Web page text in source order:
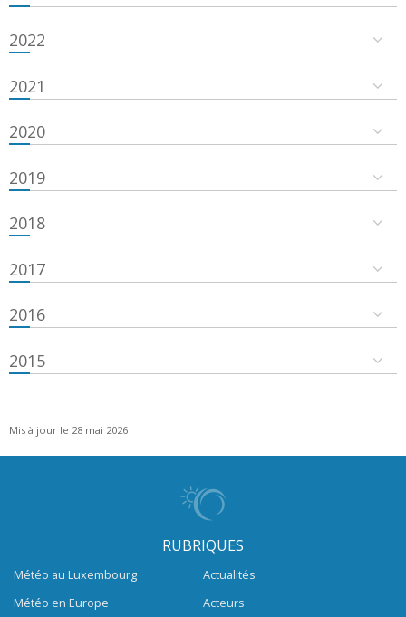
2022
2021
2020
2019
2018
2017
2016
2015
Mis à jour le 28 mai 2026
RUBRIQUES
Météo au Luxembourg
Météo en Europe
Actualités
Acteurs